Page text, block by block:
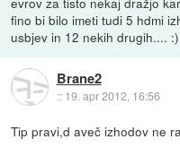
fino bi bilo imeti tudi 5 hdmi
usbjev in 12 nekih drugih.... :)
Brane2
:: 19. apr 2012, 16:56
Tip pravi,d aveč izhodov ne